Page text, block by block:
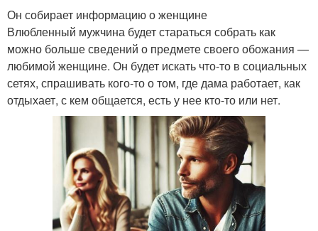
Он собирает информацию о женщине
Влюбленный мужчина будет стараться собрать как
можно больше сведений о предмете своего обожания —
любимой женщине. Он будет искать что-то в социальных
сетях, спрашивать кого-то о том, где дама работает, как
отдыхает, с кем общается, есть у нее кто-то или нет.